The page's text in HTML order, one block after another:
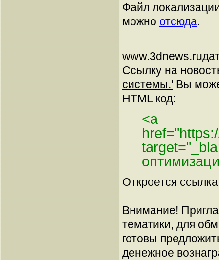
Файл
можно отсюда.
Ссылку на
системы.' Вы
HTML код:
<a
Откроется
Внимание!
тематики, для
готовы
денежное